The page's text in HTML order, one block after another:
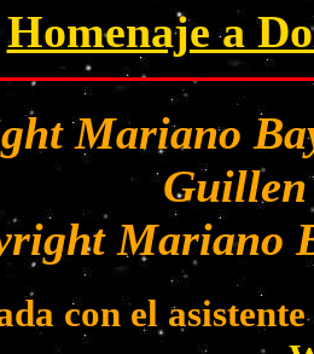
Homenaje a
Mariano
Guillen
Mariano
con el